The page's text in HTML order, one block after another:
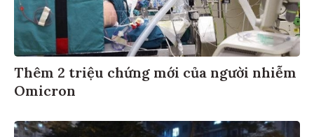
Thêm 2 triệu chứng mới của người nhiễm
Omicron